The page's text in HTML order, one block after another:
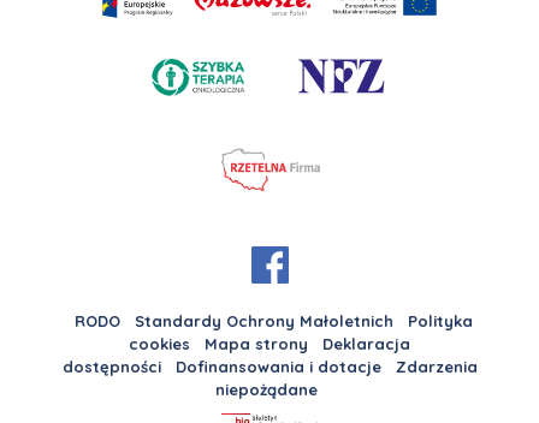
RODO Standardy Ochrony Małoletnich
Polityka
cookies
Mapa strony
Deklaracja
dostępności
Dofinansowania i dotacje
Zdarzenia
niepożądane